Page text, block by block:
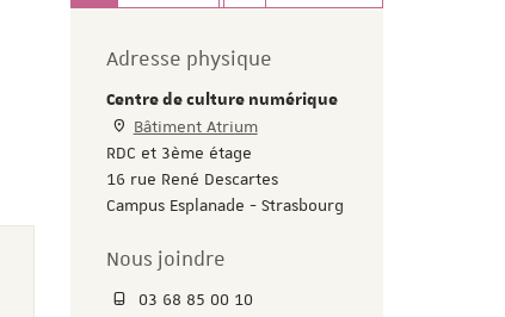
Adresse physique
Centre de culture numérique
Bâtiment Atrium
RDC et 3ème étage
16 rue René Descartes
Campus Esplanade - Strasbourg
Nous joindre
03 68 85 00 10